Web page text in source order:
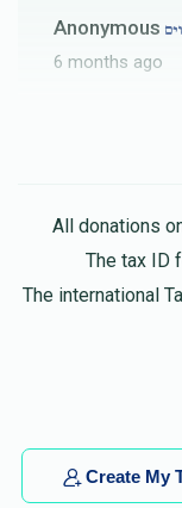
Anonymous
6 months ago
Tzaly Shtekel
6 months ago
All donations
The tax ID
The international
Create My